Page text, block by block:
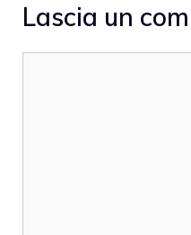
Lascia un